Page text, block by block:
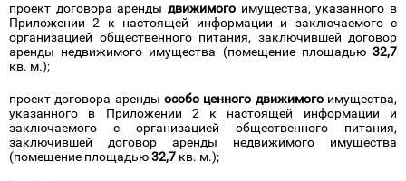
проект договора аренды движимого имущества, указанного в
Приложении 2 к настоящей информации и заключаемого с
организацией общественного питания, заключившей договор
аренды недвижимого имущества (помещение площадью 32,7
кв. м.);
проект договора аренды особо ценного движимогоимущества,
указанного в Приложении 2 к настоящей информации и
заключаемого с организацией общественного питания,
заключившей договор аренды недвижимого имущества
(помещение площадью32,7 кв. м.);